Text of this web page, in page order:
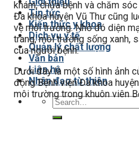
Tin tức
Kiến thức y khoa
Dịch vụ y tế
Quản lý chất lượng
Văn bản
Liên hệ
Nhân đạo từ thiện
khám, chữa bệnh và chăm
Đa khoa huyện Vũ Thư cũng
vệ môi trường. Nhờ đó diện
trang, môi trường sống xanh,
của người bệnh.
Dưới đây là một số hình ảnh
động Bệnh viện Đa khoa
môi trường trong khuôn viên